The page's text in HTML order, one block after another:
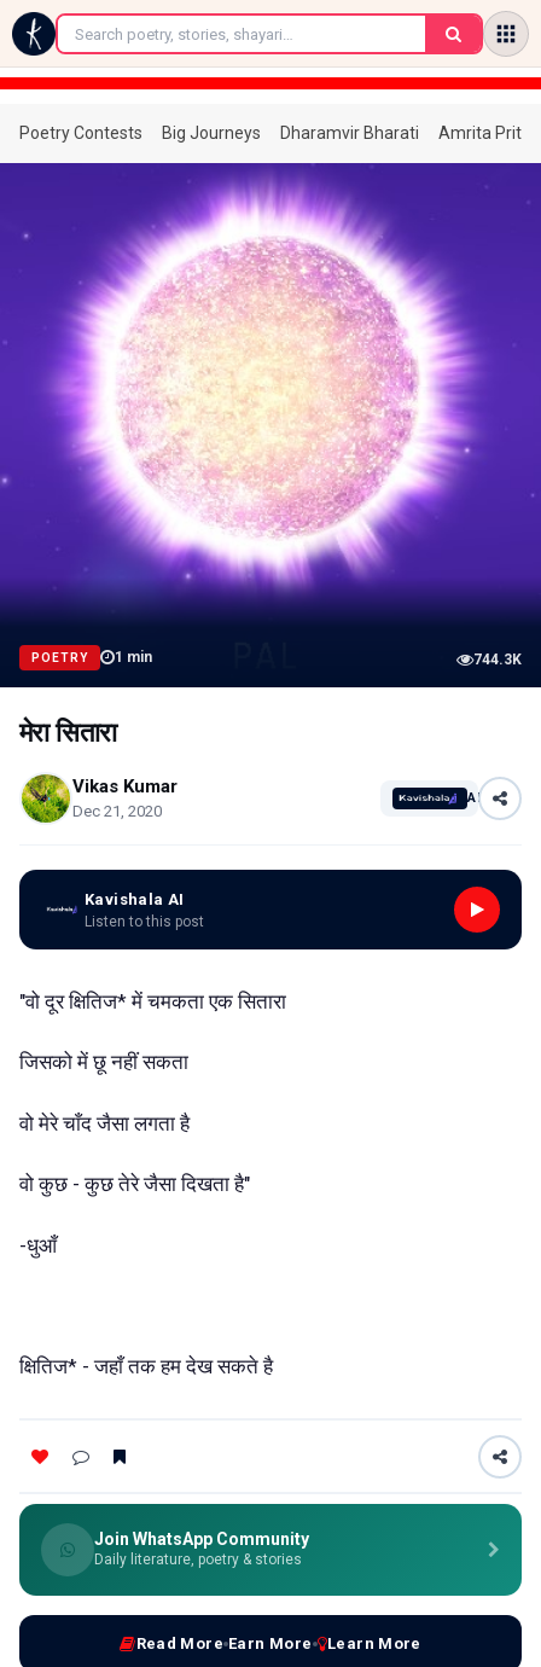
←
Poetry Contests Big Journeys Dharamvir Bharati Amrita
POETRY 1 min 744.3K
मेरा सितारा
Vikas Kumar
Dec 21, 2020
AI
Kavishala AI
Listen to this post
"वो दूर क्षितिज* में चमकता एक सितारा
जिसको में छू नहीं सकता
वो मेरे चाँद जैसा लगता है
वो कुछ - कुछ तेरे जैसा दिखता है"
-धुआँ
क्षितिज* - जहाँ तक हम देख सकते है
Join WhatsApp Community
Daily literature, poetry & stories
Read More Earn More Learn More